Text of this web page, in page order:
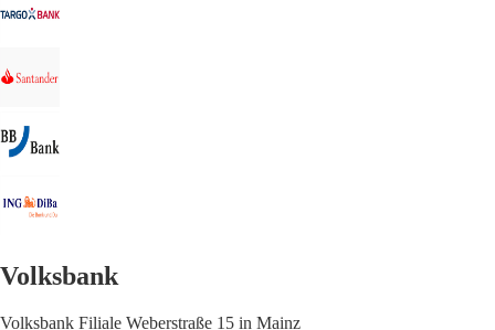
Volksbank
Volksbank Filiale Weberstraße 15 in Mainz